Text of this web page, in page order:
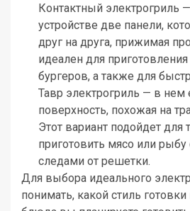
Контактный электрогриль
устройстве две панели,
друг на друга, прижимая
идеален для
бургеров, а также для
Тавр электрогриль — в нем
поверхность, похожая на
Этот вариант подойдет для
приготовить мясо или
следами от решетки.
Для выбора идеального
понимать, какой стиль